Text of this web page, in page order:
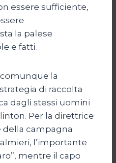
essere sufficiente,
la palese
e fatti.
la
di raccolta
dagli stessi uomini
Per la direttrice
campagna
l’importante
mentre il capo